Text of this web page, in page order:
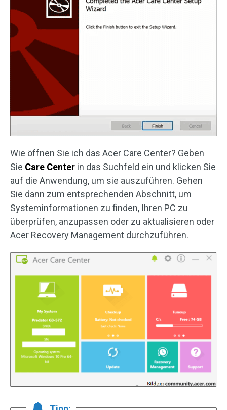
Wie öffnen Sie ich das Acer Care Center? Geben
Sie Care Center in das Suchfeld ein und klicken Sie
auf die Anwendung, um sie auszuführen. Gehen
Sie dann zum entsprechenden Abschnitt, um
Systeminformationen zu finden, Ihren PC zu
überprüfen, anzupassen oder zu aktualisieren oder
Acer Recovery Management durchzuführen.